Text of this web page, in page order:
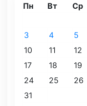
Пн Вт Ср
3
4 5
10
11 12
17
18 19
24
25 26
31